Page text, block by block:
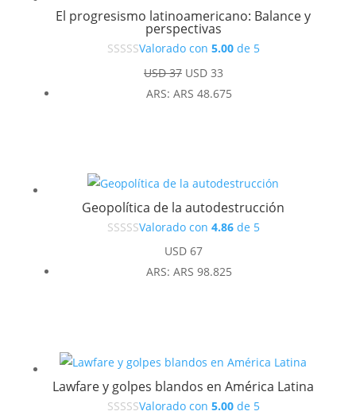
El progresismo latinoamericano: Balance y
perspectivas
Valorado con 5.00de 5
USD37 El
precio
USD33El
precio
ARS: ARS 48.675
Geopolítica de la autodestrucción
Valorado con 4.86de 5
USD67
ARS: ARS 98.825
Lawfare y golpes blandos en América Latina
Valorado con 5.00de 5